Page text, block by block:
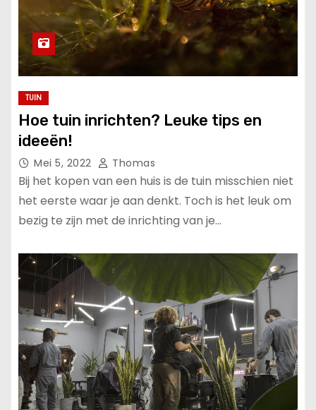
TUIN
Hoe tuin inrichten? Leuke tips en
ideeën!
Mei 5, 2022 Thomas
Bij het kopen van een huis is de tuin misschien niet
het eerste waar je aan denkt. Toch is het leuk om
bezig te zijn met de inrichting van je…